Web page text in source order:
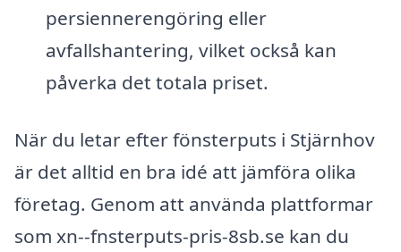
persiennerengöring eller
avfallshantering, vilket också kan
påverka det totala priset.
När du letar efter fönsterputs i Stjärnhov
är det alltid en bra idé att jämföra olika
företag. Genom att använda plattformar
som xn--fnsterputs-pris-8sb.se kan du